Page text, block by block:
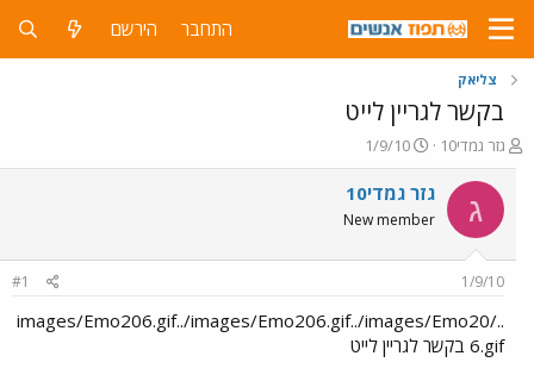
התחבר הירשם
צליאק
בקשר לגריין לייט
פ
ו
ת
ח
ה
ו
ש
גזר גמדי10
פ
ו
ר
ם
ר
י
ך
1/9/10
ג גזר גמדי10
New member
1/9/10
#1
../images/Emo206.gif../images/Emo206.gif../images/Emo20
6.gif בקשר לגריין לייט